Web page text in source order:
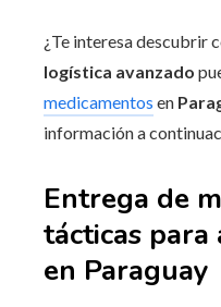
¿Te interesa descubrir
logística avanzado
medicamentos en
información a
Entrega de
tácticas
en Paraguay